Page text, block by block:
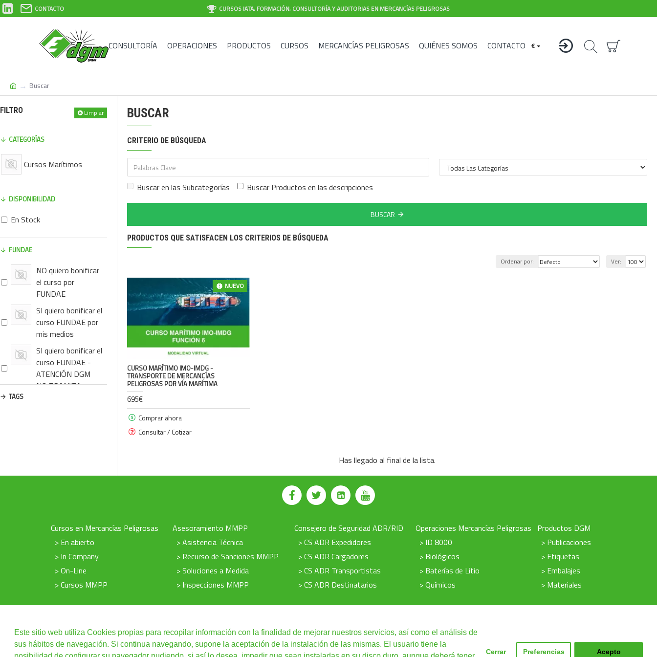
Este sitio web utiliza Cookies propias para recopilar información con la finalidad de mejorar nuestros servicios, así como el análisis de
sus hábitos de navegación. Si continua navegando, supone la aceptación de la instalación de las mismas. El usuario tiene la
Cerrar Preferencias Acepto
CONTACTO CURSOS IATA, FORMACIÓN, CONSULTORÍA Y AUDITORIAS EN MERCANCÍAS PELIGROSAS
CONSULTORÍA OPERACIONES PRODUCTOS CURSOS MERCANCÍAS PELIGROSAS QUIÉNES SOMOS CONTACTO €
Buscar
FILTRO Limpiar
CATEGORÍAS
Cursos Marítimos
FUNDAE
NO quiero bonificar
el curso por
FUNDAE
SI quiero bonificar el
curso FUNDAE por
mis medios
SI quiero bonificar el
curso FUNDAE -
ATENCIÓN DGM
NO TRAMITA
TAGS
DISPONIBILIDAD
En Stock
BUSCAR
CRITERIO DE BÚSQUEDA
Buscar en las Subcategorías Buscar Productos en las descripciones
BUSCAR
PRODUCTOS QUE SATISFACEN LOS CRITERIOS DE BÚSQUEDA
Ordenar por: Ver:
NUEVO
CURSO MARÍTIMO IMO-IMDG -
TRANSPORTE DE MERCANCÍAS
PELIGROSAS POR VÍA MARÍTIMA
695€
Comprar ahora
Consultar / Cotizar
Has llegado al final de la lista.
Cursos en Mercancías Peligrosas
> En abierto
> In Company
> On-Line
> Cursos MMPP
Asesoramiento MMPP
> Asistencia Técnica
> Recurso de Sanciones MMPP
> Soluciones a Medida
> Inspecciones MMPP
Consejero de Seguridad ADR/RID
> CS ADR Expedidores
> CS ADR Cargadores
> CS ADR Transportistas
> CS ADR Destinatarios
Operaciones Mercancías Peligrosas
> ID 8000
> Biológicos
> Baterías de Litio
> Químicos
Productos DGM
> Publicaciones
> Etiquetas
> Embalajes
> Materiales
Política de Cookies|Condiciones de uso|Redes Sociales|Condiciones Generales |Cursos Online|Cláusulas legales